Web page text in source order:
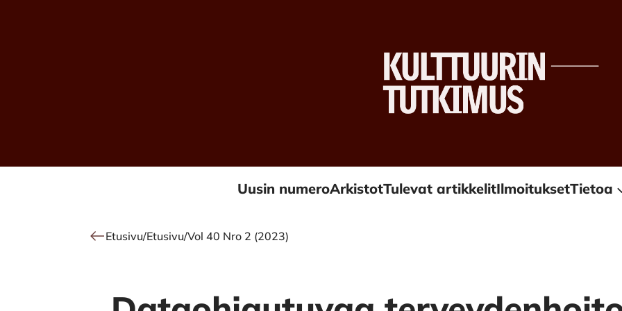
Uusin numeroArkistotTulevat artikkelitIlmoituksetTietoa
Etusivu/Etusivu/Vol 40 Nro 2 (2023)